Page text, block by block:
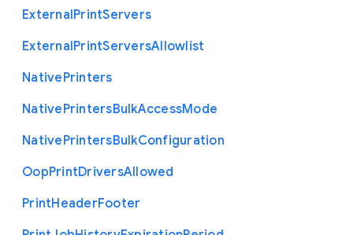
ExternalPrintServers
ExternalPrintServersAllowlist
NativePrinters
NativePrintersBulkAccessMode
NativePrintersBulkConfiguration
OopPrintDriversAllowed
PrintHeaderFooter